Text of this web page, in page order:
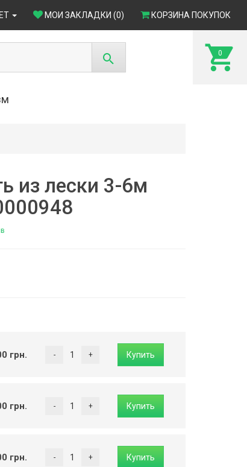
МОИ ЗАКЛАДКИ (0) КОРЗИНА ПОКУПОК
0
из лески 3-6м
грн.
грн.
грн.